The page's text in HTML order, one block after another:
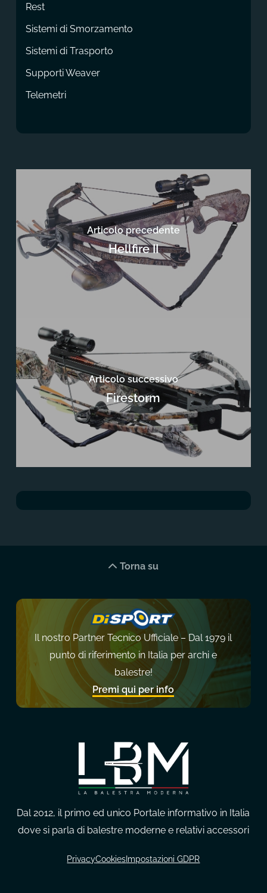
Rest
Sistemi di Smorzamento
Sistemi di Trasporto
Supporti Weaver
Telemetri
Articolo precedente
Hellfire II
Articolo successivo
Firestorm
Torna su
Il nostro Partner Tecnico Ufficiale – Dal 1979 il
punto di riferimento in Italia per archi e
balestre!
Premi qui per info
Dal 2012, il primo ed unico Portale informativo in Italia
dove si parla di balestre moderne e relativi accessori
PrivacyCookies Impostazioni GDPR